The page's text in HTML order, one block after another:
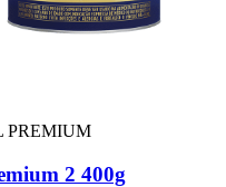
PREMIUM
2 400g